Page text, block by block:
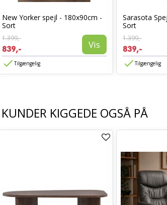
New Yorker spejl - 180x90cm -
Sort
1.399,-
839,- Vis
Tilgængelig
Sarasota
Sort
1.399,-
839,-
Tilgængelig
KIGGEDE OGSÅ PÅ